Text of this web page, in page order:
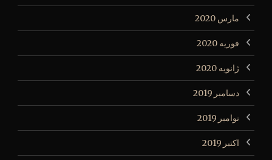
مارس 2020
فوریه 2020
ژانویه 2020
دسامبر 2019
نوامبر 2019
اکتبر 2019